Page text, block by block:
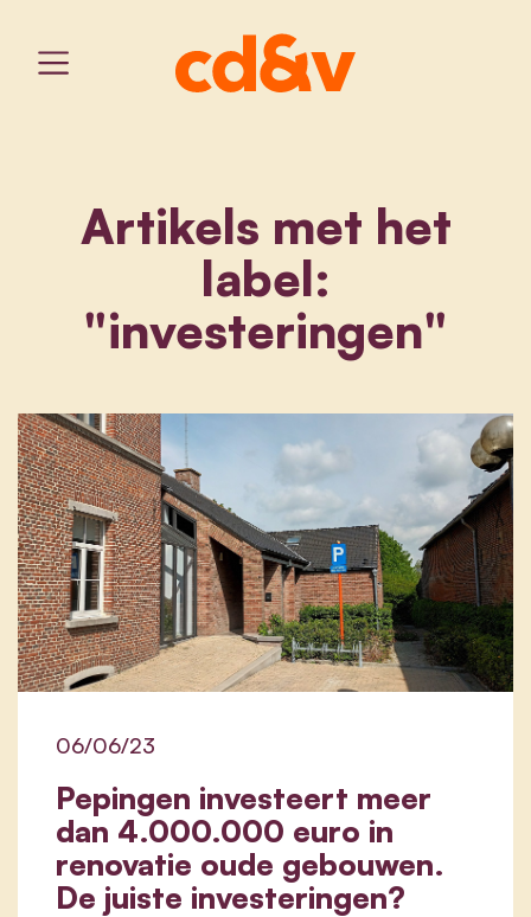
Artikels met het
label:
"investeringen"
Pepingen investeert meer
dan 4.000.000 euro in
renovatie oude gebouwen.
De juiste investeringen?
06/06/23